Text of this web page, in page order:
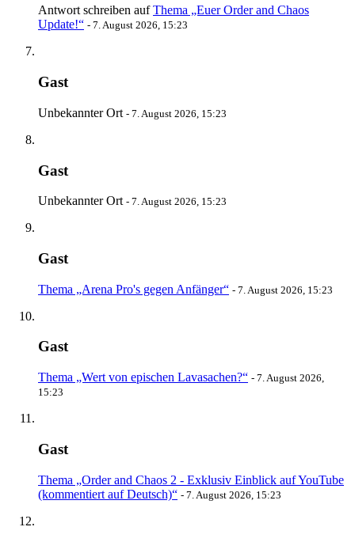
Antwort schreiben aufThema „Euer Order and Chaos
Update!“ - 7. August 2026, 15:23
Gast
Unbekannter Ort - 7. August 2026, 15:23
Gast
Unbekannter Ort - 7. August 2026, 15:23
Gast
Thema „Arena Pro's gegen Anfänger“ - 7. August 2026, 15:23
Gast
Thema „Wert von epischen Lavasachen?“ - 7. August 2026,
15:23
Gast
Thema „Order and Chaos 2 - Exklusiv Einblick auf YouTube
(kommentiert auf Deutsch)“ - 7. August 2026, 15:23